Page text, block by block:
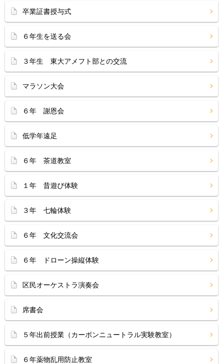
卒業証書授与式
６年生を送る会
３年生 東大アメフト部との交流
マラソン大会
６年 謝恩会
低学年遠足
６年 茶道教室
１年 昔遊び体験
３年 七輪体験
６年 文化交流会
６年 ドローン操縦体験
区民オーケストラ演奏会
席書会
５年出前授業（カーボンニュートラル実験教室）
６年薬物乱用防止教室